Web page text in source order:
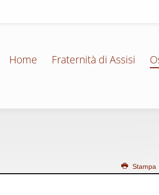
Home Fraternità di Assisi
Stampa